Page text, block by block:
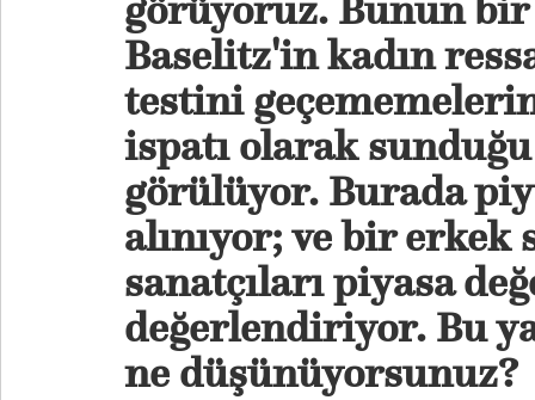
Baselitz'in kadın
testini
ispatı olarak
görülüyor. Burada
alınıyor; ve bir erkek
sanatçıları piyasa
değerlendiriyor. Bu
ne düşünüyorsunuz?